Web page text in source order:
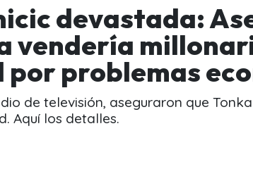
devastada:
vendería
problemas
de televisión, aseguraron que
Aquí los detalles.